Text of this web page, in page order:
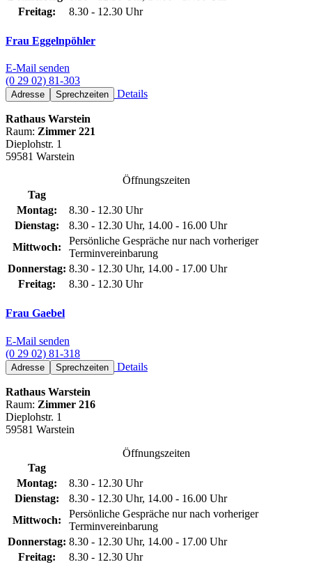
Freitag:
8.30 - 12.30 Uhr
Frau Eggelnpöhler
E-Mail senden
(0 29 02) 81-303
Adresse Sprechzeiten Details
Rathaus Warstein
Raum: Zimmer 221
Dieplohstr. 1
59581 Warstein
Öffnungszeiten
Tag
Montag:
8.30 - 12.30 Uhr
Dienstag:
8.30 - 12.30 Uhr, 14.00 - 16.00 Uhr
Mittwoch:
Persönliche Gespräche nur nach vorheriger
Terminvereinbarung
Donnerstag: 8.30 - 12.30 Uhr, 14.00 - 17.00 Uhr
Freitag:
8.30 - 12.30 Uhr
Frau Gaebel
E-Mail senden
(0 29 02) 81-318
Adresse Sprechzeiten Details
Rathaus Warstein
Raum: Zimmer 216
Dieplohstr. 1
59581 Warstein
Öffnungszeiten
Tag
Montag:
8.30 - 12.30 Uhr
Dienstag:
8.30 - 12.30 Uhr, 14.00 - 16.00 Uhr
Mittwoch:
Persönliche Gespräche nur nach vorheriger
Terminvereinbarung
Donnerstag: 8.30 - 12.30 Uhr, 14.00 - 17.00 Uhr
Freitag:
8.30 - 12.30 Uhr